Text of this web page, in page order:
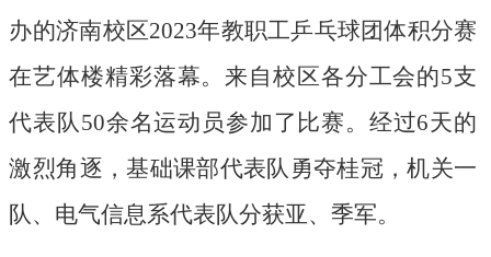
办的济南校区2023年教职工乒乓球团体积分赛
在艺体楼精彩落幕。来自校区各分工会的5支
代表队50余名运动员参加了比赛。经过6天的
激烈角逐，基础课部代表队勇夺桂冠，机关一
队、电气信息系代表队分获亚、季军。